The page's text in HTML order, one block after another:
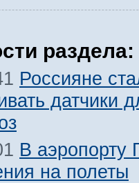
раздела:
Россияне
датчики
В аэропорту
на полеты